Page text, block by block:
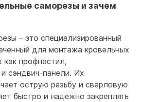
саморезы и зачем
– это специализированный
для монтажа кровельных
как профнастил,
сэндвич-панели. Их
острую резьбу и сверловую
быстро и надежно закреплять